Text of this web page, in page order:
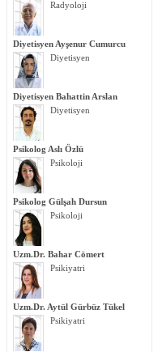
Radyoloji
Diyetisyen Ayşenur Cumurcu
Diyetisyen
Diyetisyen Bahattin Arslan
Diyetisyen
Psikolog Aslı Özlü
Psikoloji
Psikolog Gülşah Dursun
Psikoloji
Uzm.Dr. Bahar Cömert
Psikiyatri
Uzm.Dr. Aytül Gürbüz Tükel
Psikiyatri